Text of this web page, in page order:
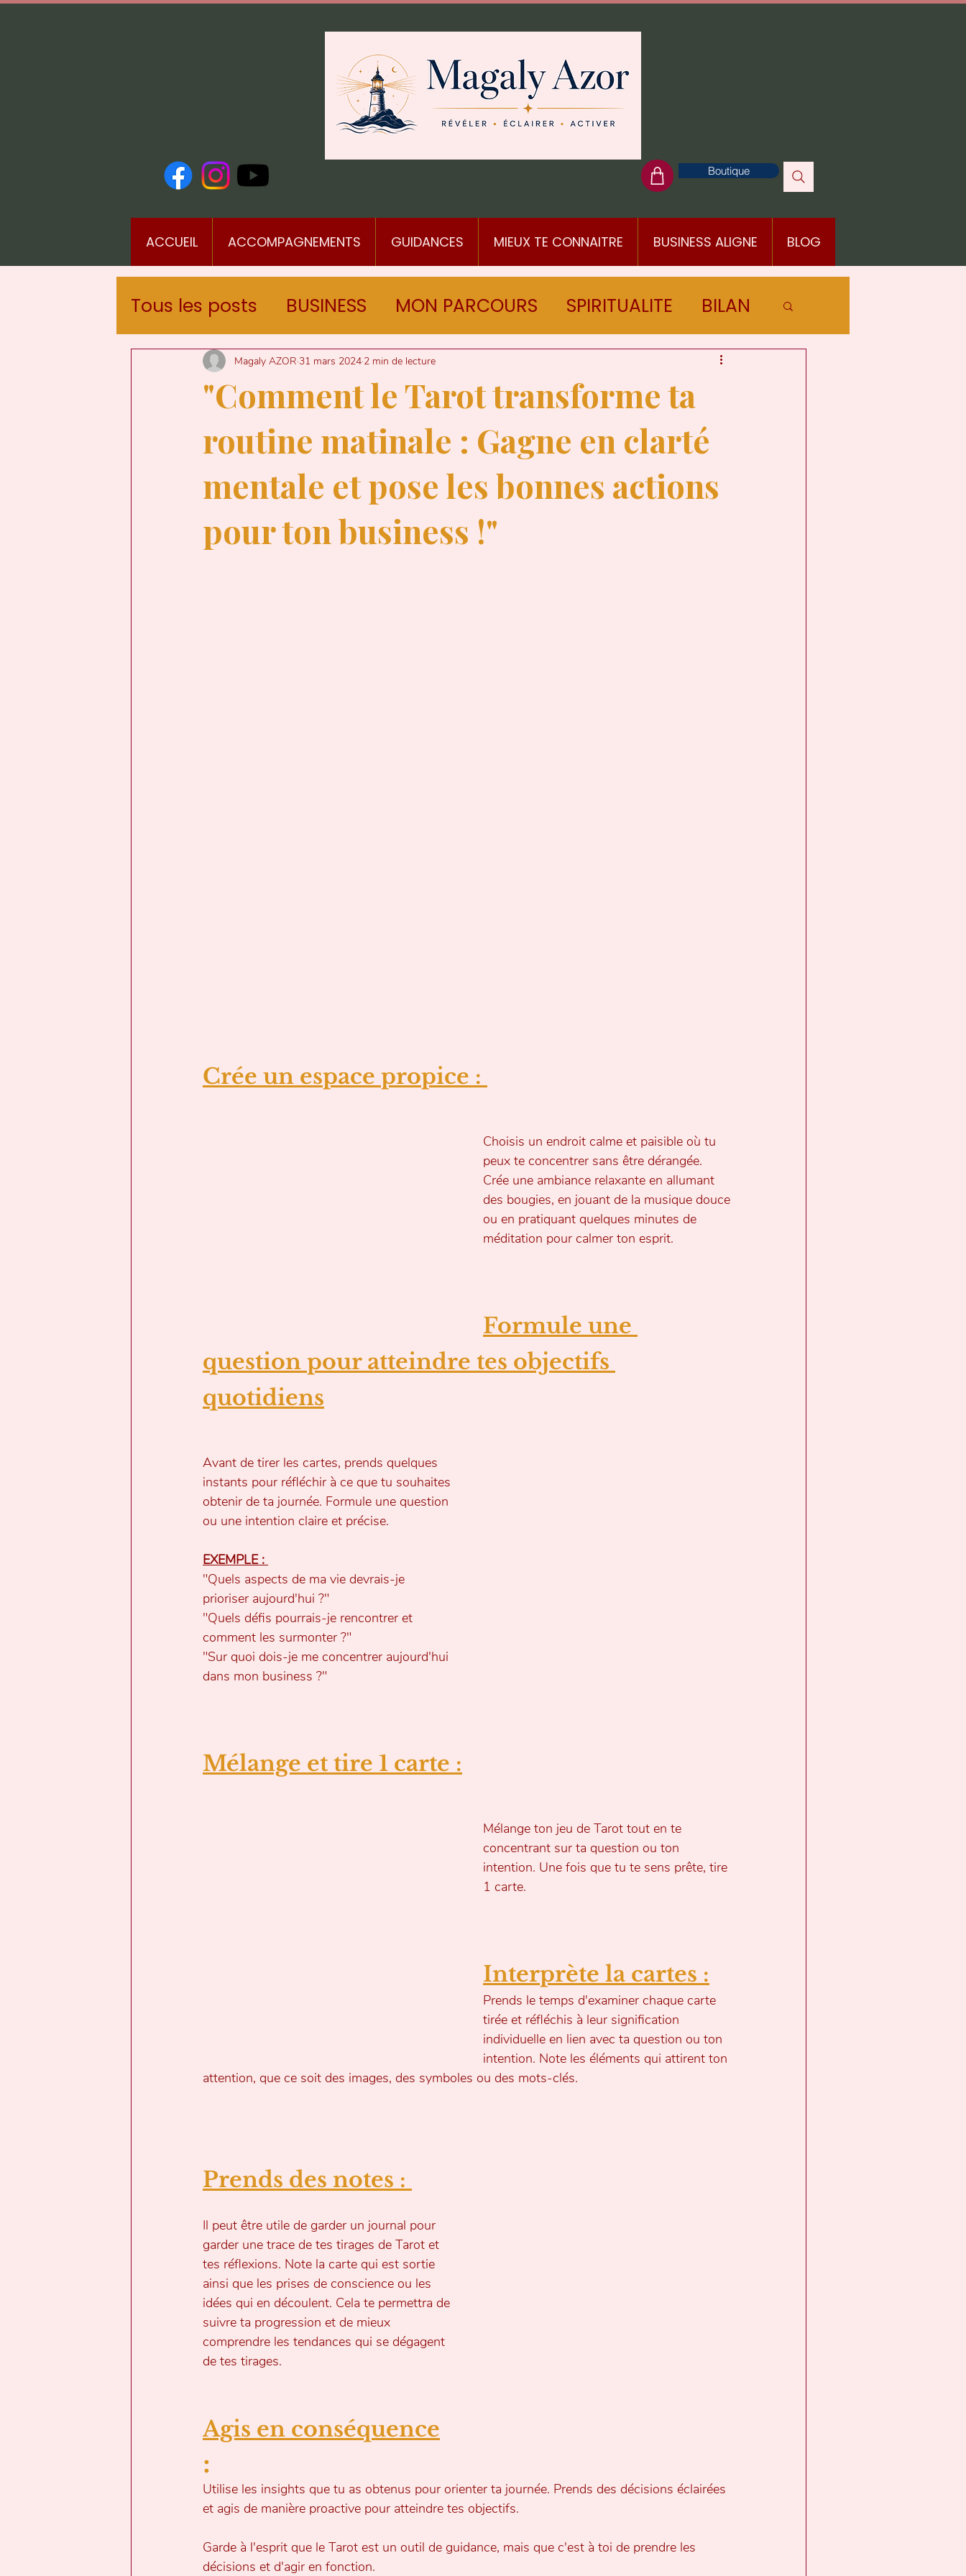
Boutique
ACCUEIL ACCOMPAGNEMENTS GUIDANCES MIEUX TE CONNAITRE BUSINESS ALIGNE BLOG
Tous les posts BUSINESS MON PARCOURS SPIRITUALITE BILAN
NUMEROLOGIE INTROSPECTION
JOURNAL INTIME D'UNE ENTREPRENEURE MEDIUMNITE
CODE AMIQUE ANXIETE SANTE MENTALE
"Comment le Tarot transforme ta
routine matinale : Gagne en clarté
mentale et pose les bonnes actions
pour ton business !"
Magaly AZOR 31 mars 2024 2 min de lecture
Crée un espace propice :
Choisis un endroit calme et paisible où tu
peux te concentrer sans être dérangée.
Crée une ambiance relaxante en allumant
des bougies, en jouant de la musique douce
ou en pratiquant quelques minutes de
méditation pour calmer ton esprit.
Formule une
question pour atteindre tes objectifs
quotidiens
Avant de tirer les cartes, prends quelques
instants pour réfléchir à ce que tu souhaites
obtenir de ta journée. Formule une question
ou une intention claire et précise.
EXEMPLE :
"Quels aspects de ma vie devrais-je
prioriser aujourd'hui ?"
"Quels défis pourrais-je rencontrer et
comment les surmonter ?"
"Sur quoi dois-je me concentrer aujourd'hui
dans mon business ?"
Mélange et tire 1 carte :
Mélange ton jeu de Tarot tout en te
concentrant sur ta question ou ton
intention. Une fois que tu te sens prête, tire
1 carte.
Interprète la cartes :
Prends le temps d'examiner chaque carte
tirée et réfléchis à leur signification
individuelle en lien avec ta question ou ton
intention. Note les éléments qui attirent ton
attention, que ce soit des images, des symboles ou des mots-clés.
Prends des notes :
Il peut être utile de garder un journal pour
garder une trace de tes tirages de Tarot et
tes réflexions. Note la carte qui est sortie
ainsi que les prises de conscience ou les
idées qui en découlent. Cela te permettra de
suivre ta progression et de mieux
comprendre les tendances qui se dégagent
de tes tirages.
Agis en conséquence
:
Utilise les insights que tu as obtenus pour orienter ta journée. Prends des décisions éclairées
et agis de manière proactive pour atteindre tes objectifs.
Garde à l'esprit que le Tarot est un outil de guidance, mais que c'est à toi de prendre les
décisions et d'agir en fonction.